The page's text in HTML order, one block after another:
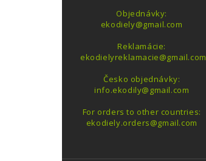
Objednávky:
ekodiely@gmail.com
Reklamácie:
ekodielyreklamacie@gmail.com
Česko objednávky:
info.ekodily@gmail.com
For orders to other countries:
ekodiely.orders@gmail.com